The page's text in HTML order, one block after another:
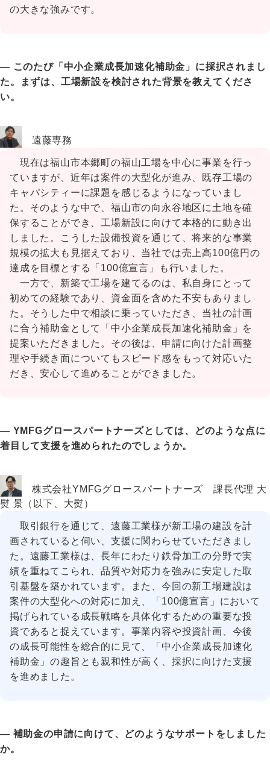
の大きな強みです。
― このたび「中小企業成長加速化補助金」に採択されまし
た。まずは、工場新設を検討された背景を教えてくださ
い。
遠藤専務
現在は福山市本郷町の福山工場を中心に事業を行っ
ていますが、近年は案件の大型化が進み、既存工場の
キャパシティーに課題を感じるようになっていまし
た。そのような中で、福山市の向永谷地区に土地を確
保することができ、工場新設に向けて本格的に動き出
しました。こうした設備投資を通じて、将来的な事業
規模の拡大も見据えており、当社では売上高100億円の
達成を目標とする「100億宣言」も行いました。
一方で、新築で工場を建てるのは、私自身にとって
初めての経験であり、資金面を含めた不安もありまし
た。そうした中で相談に乗っていただき、当社の計画
に合う補助金として「中小企業成長加速化補助金」を
提案いただきました。その後は、申請に向けた計画整
理や手続き面についてもスピード感をもって対応いた
だき、安心して進めることができました。
― YMFGグロースパートナーズとしては、どのような点に
着目して支援を進められたのでしょうか。
株式会社YMFGグロースパートナーズ 課長代理 大
熨 景（以下、大熨）
取引銀行を通じて、遠藤工業様が新工場の建設を計
画されていると伺い、支援に関わらせていただきまし
た。遠藤工業様は、長年にわたり鉄骨加工の分野で実
績を重ねてこられ、品質や対応力を強みに安定した取
引基盤を築かれています。また、今回の新工場建設は
案件の大型化への対応に加え、「100億宣言」において
掲げられている成長戦略を具体化するための重要な投
資であると捉えています。事業内容や投資計画、今後
の成長可能性を総合的に見て、「中小企業成長加速化
補助金」の趣旨とも親和性が高く、採択に向けた支援
を進めました。
― 補助金の申請に向けて、どのようなサポートをしました
か。